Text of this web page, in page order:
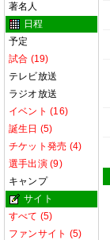
著名人
日程
予定
試合 (19)
テレビ放送
ラジオ放送
イベント (16)
誕生日 (5)
チケット発売 (4)
選手出演 (9)
キャンプ
サイト
すべて (5)
ファンサイト (5)